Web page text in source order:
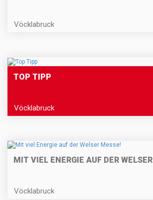
Vöcklabruck
TOP TIPP
Vöcklabruck
MIT VIEL ENERGIE AUF DER
Vöcklabruck